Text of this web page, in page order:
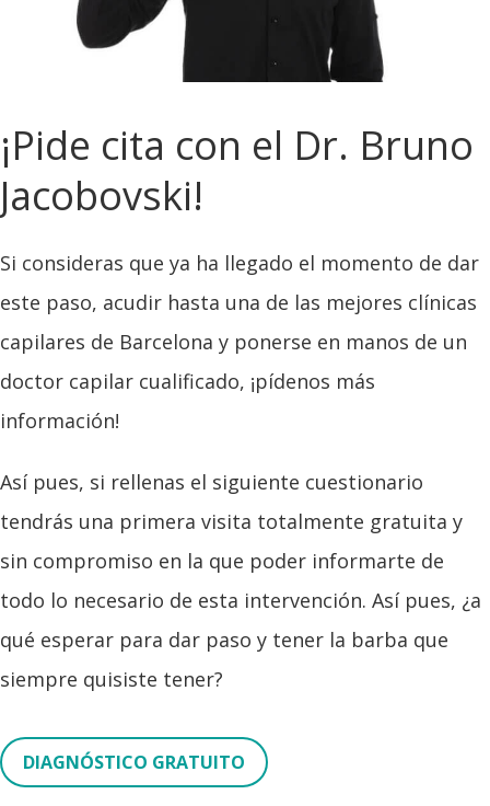
¡Pide cita con el Dr. Bruno
Jacobovski!
Si consideras que ya ha llegado el momento de dar
este paso, acudir hasta una de las mejores clínicas
capilares de Barcelona y ponerse en manos de un
doctor capilar cualificado, ¡pídenos más
información!
Así pues, si rellenas el siguiente cuestionario
tendrás una primera visita totalmente gratuita y
sin compromiso en la que poder informarte de
todo lo necesario de esta intervención. Así pues, ¿a
qué esperar para dar paso y tener la barba que
siempre quisiste tener?
DIAGNÓSTICO GRATUITO